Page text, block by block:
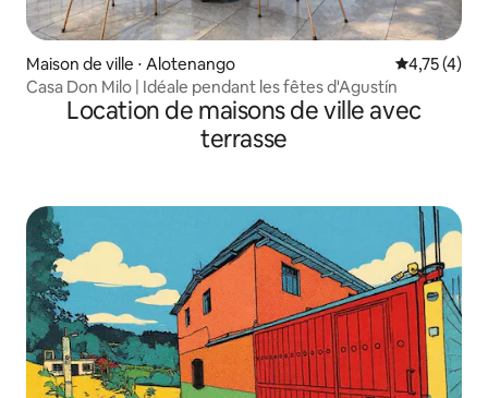
Maison de ville ⋅ Alotenango Évaluation
4,75 (4)
Casa Don Milo | Idéale pendant les fêtes d'Agustín
Location de maisons de ville avec
terrasse